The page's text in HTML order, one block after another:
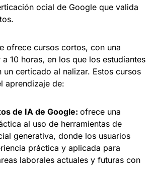
ocial de Google que valida
ofrece cursos cortos, con una
10 horas, en los que los estudiantes
un certicado al nalizar. Estos cursos
aprendizaje de:
de IA de Google: ofrece una
al uso de herramientas de
generativa, donde los usuarios
práctica y aplicada para
laborales actuales y futuras con